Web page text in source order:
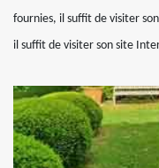
fournies, il suffit de visiter
il suffit de visiter son site